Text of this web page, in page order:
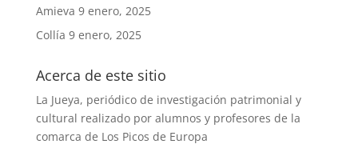
Amieva 9 enero, 2025
Collía 9 enero, 2025
Acerca de este sitio
La Jueya, periódico de investigación patrimonial y
cultural realizado por alumnos y profesores de la
comarca de Los Picos de Europa